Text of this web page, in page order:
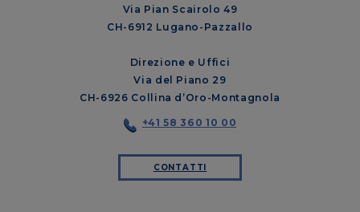
Via Pian Scairolo 49
CH-6912 Lugano-Pazzallo
Direzione e Uffici
Via del Piano 29
CH-6926 Collina d’Oro-Montagnola
+41 58 360 10 00
CONTATTI